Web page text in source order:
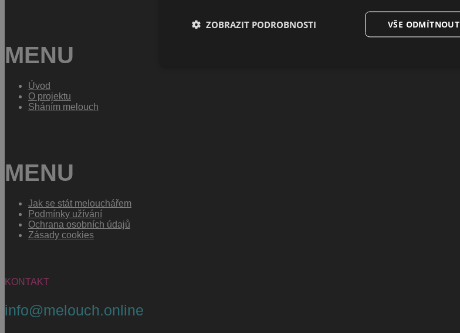
MENU
Úvod
O projektu
Sháním melouch
MENU
Jak se stát melouchářem
Podmínky užívání
Ochrana osobních údajů
Zásady cookies
KONTAKT
info@melouch.online
VŠE ODMÍTNOUT
ZOBRAZIT PODROBNOSTI